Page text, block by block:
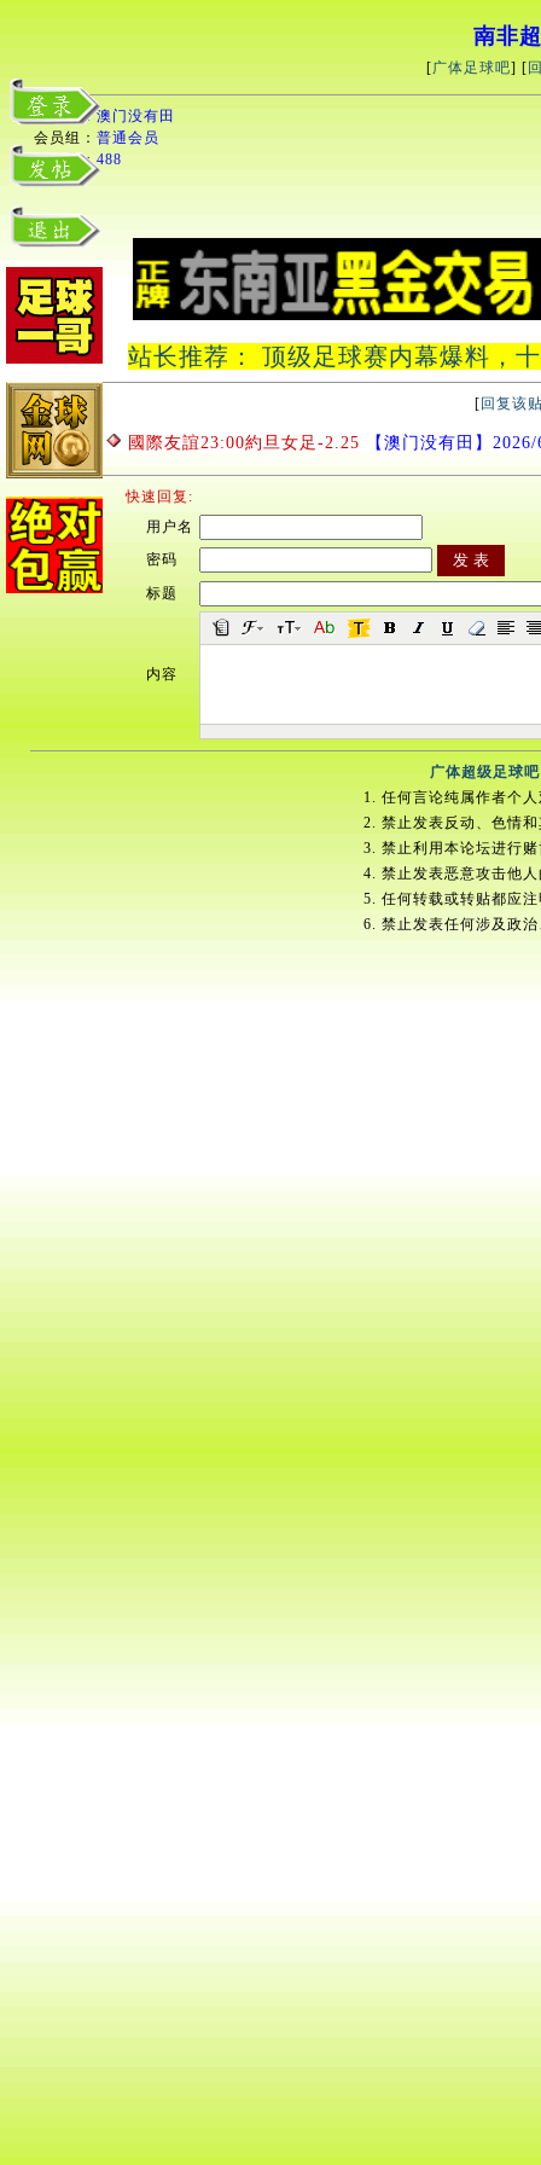
南非
[广体足球吧] [
用户名：澳门没有田
会员组： 普通会员
积分：488
站长推荐： 顶级足球赛内幕爆料，
[ 回复该
國際友誼23:00約旦女足-2.25 【澳门没有田】
快速回复:
用户名
密码
标题
内容
广体超级足球吧
1. 任何言论纯属作者个
2. 禁止发表反动、色情
3. 禁止利用本论坛进行
4. 禁止发表恶意攻击他
5. 任何转载或转贴都应
6. 禁止发表任何涉及政